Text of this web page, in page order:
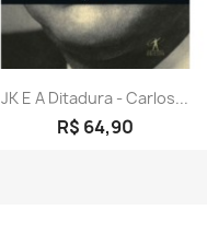
Visualização rápida
JK E A Ditadura - Carlos...
R$ 64,90